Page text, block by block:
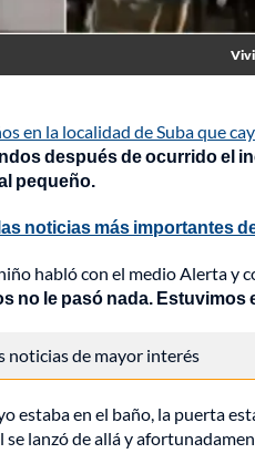
en la localidad de Suba que
después de ocurrido el
pequeño.
noticias más importantes
habló con el medio Alerta
no le pasó nada.
noticias de mayor interés
estaba en el baño, la puerta
lanzó de allá y